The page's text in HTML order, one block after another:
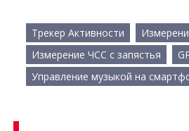
Трекер Активности
Измерение ЧСС с запястья
Управление музыкой на